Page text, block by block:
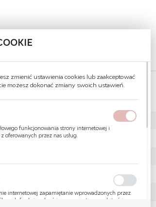
15 cm
Tak
zmienić ustawienia cookies lub zaakceptować
możesz dokonać zmiany swoich ustawień.
funkcjonowania strony internetowej i
oferowanych przez nas usług.
czy wypełniania formularzy. Dzięki plikom
internetowej zapamiętanie wprowadzonych przez
funkcjonalności czy prezentowanych treści.